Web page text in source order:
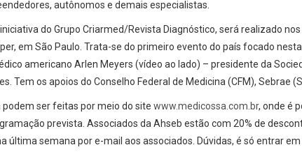
autônomos e demais especialistas.
do Grupo Criarmed/Revista Diagnóstico, será realizado
em São Paulo. Trata-se do primeiro evento do país focado
americano Arlen Meyers (vídeo ao lado) – presidente da
Tem os apoios do Conselho Federal de Medicina (CFM), Sebrae
podem ser feitas por meio do site www.medicossa.com.br, onde é
prevista. Associados da Ahseb estão com 20% de
última semana por e-mail aos associados. Dúvidas, é só entrar